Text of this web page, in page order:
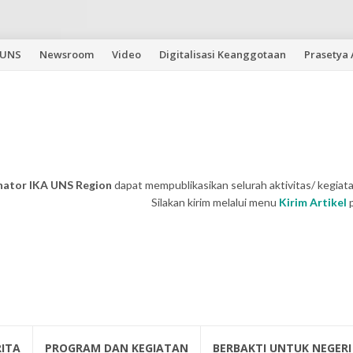
Newsroom Video Digitalisasi Keanggotaan Prasetya
IKA UNS Region dapat mempublikasikan selurah aktivitas/
Silakan kirim melalui menu Kirim Artikel
PROGRAM DAN KEGIATAN BERBAKTI UNTUK NEGERI